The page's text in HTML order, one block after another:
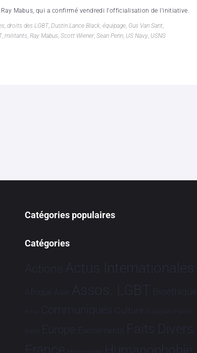
Mabus, qui a confirmé vendredi l'officialisation de l'initiative.
, droits des LGBT, Dustin Lance Black, équipage, Gus Van Sant,
, militants, Ray Mabus, Scott Wiener, Sean Penn, US Navy, USNS
Catégories populaires
Catégories
Actions Actus Internationales
Afrique Asie Assos. LGBT Bioéthique
Brève Communiqués Culture Dialogues France-
Brésil Europe Evénements Faits Divers
Humanophobie